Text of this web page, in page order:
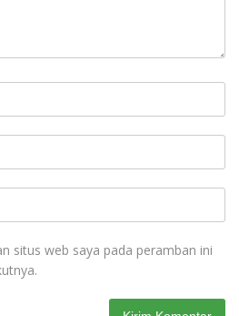
situs web saya pada peramban ini